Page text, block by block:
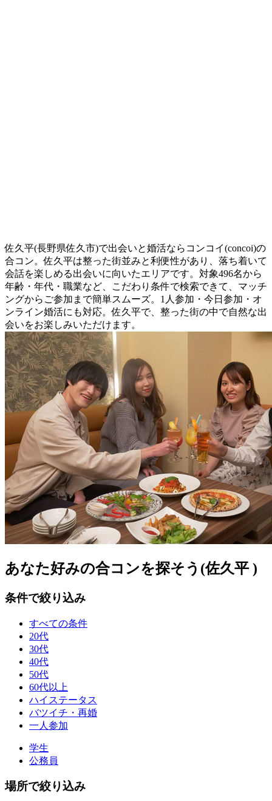
佐久平(長野県佐久市)で出会いと婚活ならコンコイ(concoi)の
合コン。佐久平は整った街並みと利便性があり、落ち着いて
会話を楽しめる出会いに向いたエリアです。対象496名から
年齢・年代・職業など、こだわり条件で検索できて、マッチ
ングからご参加まで簡単スムーズ。1人参加・今日参加・オ
ンライン婚活にも対応。佐久平で、整った街の中で自然な出
会いをお楽しみいただけます。
あなた好みの合コンを探そう(佐久平 )
条件で絞り込み
すべての条件
20代
30代
40代
50代
60代以上
ハイステータス
バツイチ・再婚
一人参加
学生
公務員
場所で絞り込み